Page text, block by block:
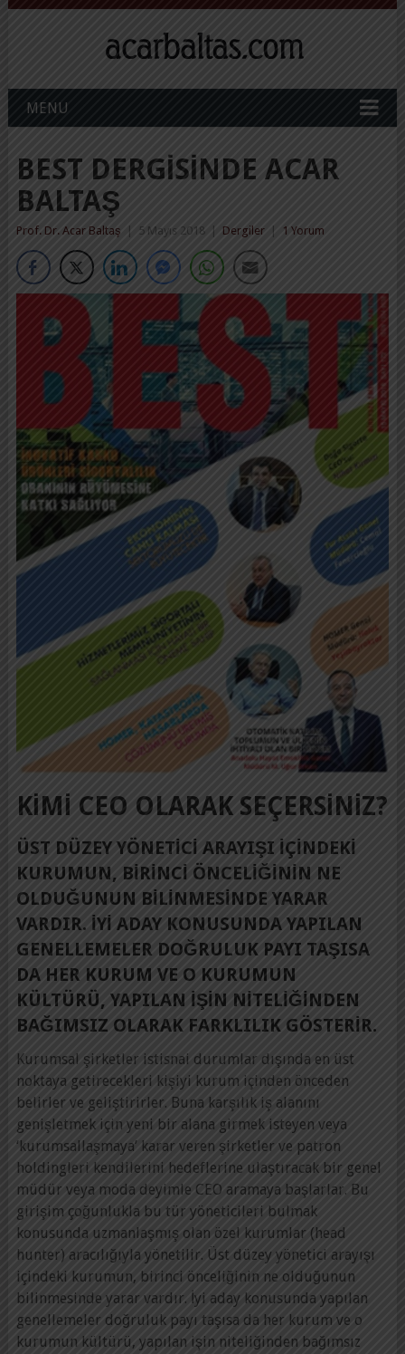
MENU
BEST DERGISINDE ACAR
BALTAŞ
Prof. Dr. Acar Baltaş 5 Mayıs 2018 Dergiler 1 Yorum
KIMI CEO OLARAK SEÇERSINIZ?
ÜST DÜZEY YÖNETICI ARAYIŞI IÇINDEKI
KURUMUN, BIRINCI ÖNCELIĞININ NE
OLDUĞUNUN BILINMESINDE YARAR
VARDIR. İYI ADAY KONUSUNDA YAPILAN
GENELLEMELER DOĞRULUK PAYI TAŞISA
DA HER KURUM VE O KURUMUN
KÜLTÜRÜ, YAPILAN IŞIN NITELIĞINDEN
BAĞIMSIZ OLARAK FARKLILIK GÖSTERIR.
Kurumsal şirketler istisnai durumlar dışında en üst
noktaya getirecekleri kişiyi kurum içinden önceden
belirler ve geliştirirler. Buna karşılık iş alanını
genişletmek için yeni bir alana girmek isteyen veya
‘kurumsallaşmaya’ karar veren şirketler ve patron
holdingleri kendilerini hedeflerine ulaştıracak bir genel
müdür veya moda deyimle CEO aramaya başlarlar. Bu
girişim çoğunlukla bu tür yöneticileri bulmak
konusunda uzmanlaşmış olan özel kurumlar (head
hunter) aracılığıyla yönetilir. Üst düzey yönetici arayışı
içindeki kurumun, birinci önceliğinin ne olduğunun
bilinmesinde yarar vardır. İyi aday konusunda yapılan
genellemeler doğruluk payı taşısa da her kurum ve o
kurumun kültürü, yapılan işin niteliğinden bağımsız